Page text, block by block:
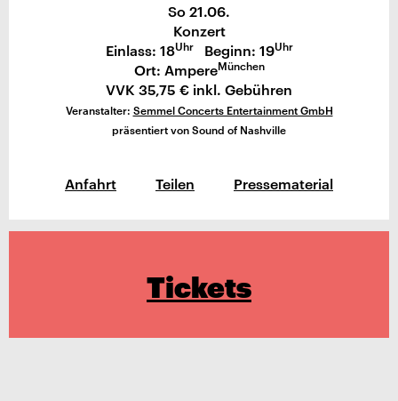
So 21.06.
Konzert
Einlass: 18UhrBeginn: 19Uhr
Ort: AmpereMünchen
VVK 35,75 € inkl. Gebühren
Veranstalter: Semmel Concerts Entertainment GmbH
präsentiert von Sound of Nashville
Anfahrt Teilen Pressematerial
Tickets